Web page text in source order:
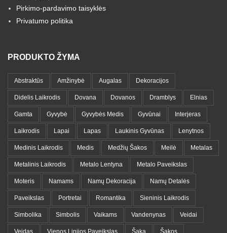
Pirkimo-pardavimo taisyklės
Privatumo politika
PRODUKTO ŽYMA
Abstraktūs Amžinybė Augalas Dekoracijos
Didelis Laikrodis Dovana Dovanos Dramblys Elnias
Gamta Gyvybė Gyvybės Medis Gyvūnai Interjeras
Laikrodis Lapai Lapas Laukinis Gyvūnas Lenytnos
Medinis Laikrodis Medis Medžių Šakos Meilė Metalas
Metalinis Laikrodis Metalo Lentyna Metalo Paveikslas
Moteris Namams Namų Dekoracija Namų Detalės
Paveikslas Portretai Romantika Sieninis Laikrodis
Simbolika Simbolis Vaikams Vandenynas Veidai
Veidas Vienos Linijos Paveikslas Šaka Šakos